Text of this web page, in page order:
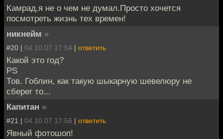
Камрад,я не о чем не думал.Просто хочется
посмотреть жизнь тех времен!
никнейм »
#20 | 04.10.07 17:54 | ответить
Какой это год?
PS
Тов. Гоблин, как такую шыкарную шевелюру не
сберег то...
Капитан »
#21 | 04.10.07 17:56 | ответить
Явный фотошоп!